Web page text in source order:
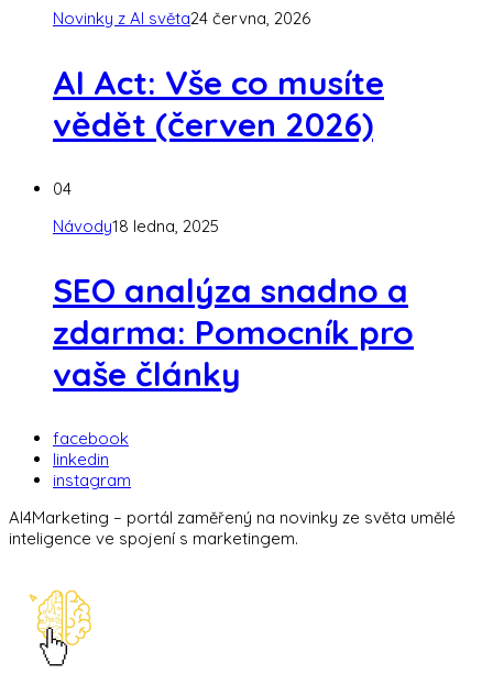
Novinky z AI světa24 června, 2026
AI Act: Vše co musíte
vědět (červen 2026)
04
Návody18 ledna, 2025
SEO analýza snadno a
zdarma: Pomocník pro
vaše články
facebook
linkedin
instagram
AI4Marketing – portál zaměřený na novinky ze světa umělé
inteligence ve spojení s marketingem.